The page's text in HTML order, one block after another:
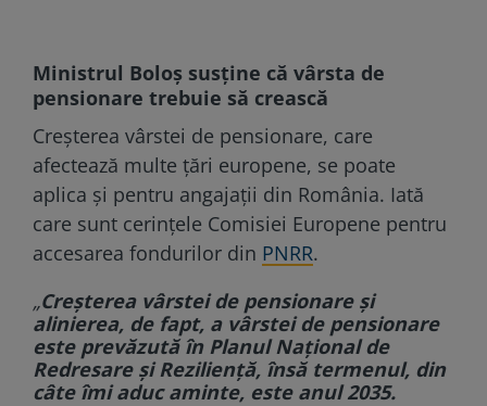
Ministrul Boloș susține că vârsta de
pensionare trebuie să crească
Creșterea vârstei de pensionare, care
afectează multe țări europene, se poate
aplica şi pentru angajaţii din România. Iată
care sunt cerințele Comisiei Europene pentru
accesarea fondurilor din PNRR.
„Creşterea vârstei de pensionare şi
alinierea, de fapt, a vârstei de pensionare
este prevăzută în Planul Naţional de
Redresare şi Rezilienţă, însă termenul, din
câte îmi aduc aminte, este anul 2035.